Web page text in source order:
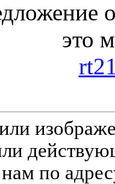
это
по